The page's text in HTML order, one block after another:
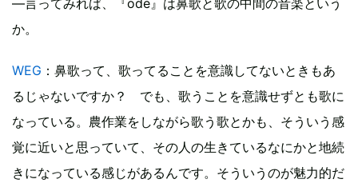
か。
WEG ：鼻歌って、歌ってることを意識してないときもあ
るじゃないですか？ でも、歌うことを意識せずとも歌に
なっている。農作業をしながら歌う歌とかも、そういう感
覚に近いと思っていて、その人の生きているなにかと地続
きになっている感じがあるんです。そういうのが魅力的だ